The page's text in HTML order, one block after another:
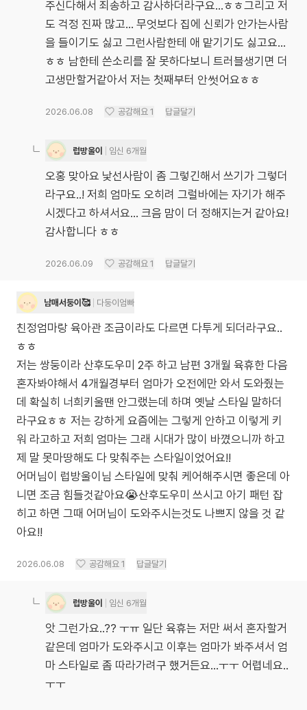
주신다해서 죄송하고 감사하더라구요...ㅎㅎ그리고 저
도 걱정 진짜 많고... 무엇보다 집에 신뢰가 안가는사람
을 들이기도 싫고 그런사람한테 애 맡기기도 싫고요...
ㅎㅎ 남한테 쓴소리를 잘 못하다보니 트러블생기면 더
고생만할거같아서 저는 첫째부터 안썻어요ㅎㅎ
2026.06.08 공감해요 1 답글달기
럽방울이 임신 6개월
오홍 맞아요 낯선사람이 좀 그렇긴해서 쓰기가 그렇더
라구요..! 저희 엄마도 오히려 그럴바에는 자기가 해주
시겠다고 하셔서요... 크음 맘이 더 정해지는거 같아요!
감사합니다 ㅎㅎ
2026.06.09 공감해요 1 답글달기
남매서둥이🥰 다둥이엄빠
친정엄마랑 육아관 조금이라도 다르면 다투게 되더라구요..
ㅎㅎ
저는 쌍둥이라 산후도우미 2주 하고 남편 3개월 육휴한 다음
혼자봐야해서 4개월경부터 엄마가 오전에만 와서 도와줬는
데 확실히 너희키울땐 안그랬는데 하며 옛날 스타일 말하더
라구요ㅎㅎ 저는 강하게 요즘에는 그렇게 안하고 이렇게 키
워 라고하고 저희 엄마는 그래 시대가 많이 바꼈으니까 하고
제 말 못마땅해도 다 맞춰주는 스타일이었어요!!
어머님이 럽방울이님 스타일에 맞춰 케어해주시면 좋은데 아
니면 조금 힘들것같아요😭산후도우미 쓰시고 아기 패턴 잡
히고 하면 그때 어머님이 도와주시는것도 나쁘지 않을 것 같
아요!!
2026.06.08 공감해요 1 답글달기
럽방울이 임신 6개월
앗 그런가요..?? ㅜㅠ 일단 육휴는 저만 써서 혼자할거
같은데 엄마가 도와주시고 이후는 엄마가 봐주셔서 엄
마 스타일로 좀 따라가려구 했거든요...ㅜㅜ 어렵네요..
ㅜㅜ